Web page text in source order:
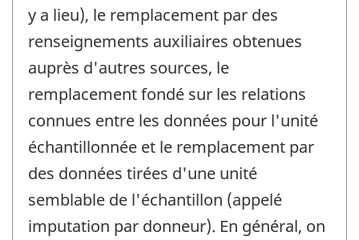
y a lieu), le remplacement par des
renseignements auxiliaires obtenues
auprès d'autres sources, le
remplacement fondé sur les relations
connues entre les données pour l'unité
échantillonnée et le remplacement par
des données tirées d'une unité
semblable de l'échantillon (appelé
imputation par donneur). En général, on